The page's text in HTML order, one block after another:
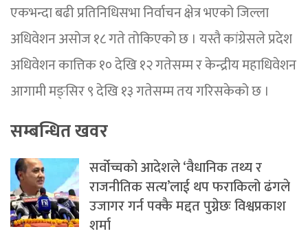
एकभन्दा बढी प्रतिनिधिसभा निर्वाचन क्षेत्र भएको जिल्ला
अधिवेशन असोज १८ गते तोकिएको छ । यस्तै कांग्रेसले प्रदेश
अधिवेशन कात्तिक १० देखि १२ गतेसम्म र केन्द्रीय महाधिवेशन
आगामी मङ्सिर ९ देखि १३ गतेसम्म तय गरिसकेको छ ।
सम्बन्धित खवर
सर्वोच्चको आदेशले ‘वैधानिक तथ्य र
राजनीतिक सत्य’लाई थप फराकिलो ढंगले
उजागर गर्न पक्कै मद्दत पुग्नेछः विश्वप्रकाश
शर्मा